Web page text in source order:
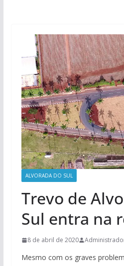
ALVORADA DO SUL
Trevo de
Sul entra na
8 de abril de 2020
Mesmo com os graves